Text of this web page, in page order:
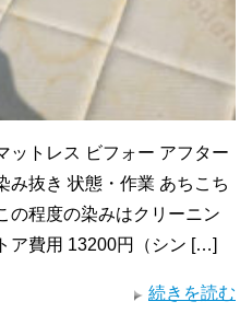
ットレス ビフォー アフター
み抜き 状態・作業 あちこち
の程度の染みはクリーニン
ア費用 13200円（シン […]
続きを読む